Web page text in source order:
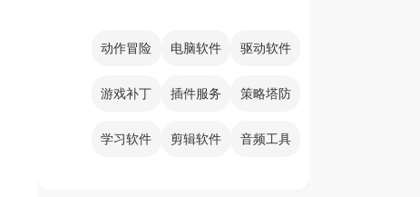
动作冒险 电脑软件 驱动软件
游戏补丁 插件服务 策略塔防
学习软件 剪辑软件 音频工具